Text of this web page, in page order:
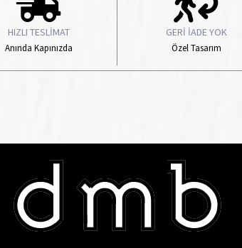
HIZLI TESLİMAT
Anında Kapınızda
GERİ İADE YOK
Özel Tasarım